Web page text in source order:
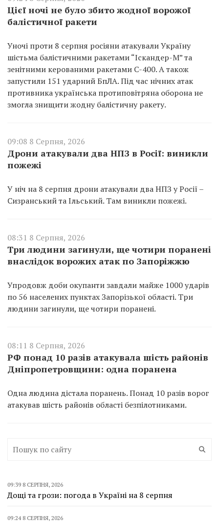
Цієї ночі не було збито жодної ворожої
балістичної ракети
Уночі проти 8 серпня росіяни атакували Україну
шістьма балістичними ракетами “Іскандер-М” та
зенітними керованими ракетами С-400. А також
запустили 151 ударний БпЛА. Під час нічних атак
противника українська протиповітряна оборона не
змогла знищити жодну балістичну ракету.
09:08 8 Серпня, 2026
Дрони атакували два НПЗ в Росії: виникли
пожежі
У ніч на 8 серпня дрони атакували два НПЗ у Росії –
Сизранський та Ільський. Там виникли пожежі.
08:31 8 Серпня, 2026
Три людини загинули, ще чотири поранені
внаслідок ворожих атак по Запоріжжю
Упродовж доби окупанти завдали майже 1000 ударів
по 56 населених пунктах Запорізької області. Три
людини загинули, ще чотири поранені.
08:11 8 Серпня, 2026
РФ понад 10 разів атакувала шість районів
Дніпропетровщини: одна поранена
Одна людина дістала поранень. Понад 10 разів ворог
атакував шість районів області безпілотниками.
09:39 8 СЕРПНЯ, 2026
Дощі та грози: погода в Україні на 8 серпня
09:24 8 СЕРПНЯ, 2026